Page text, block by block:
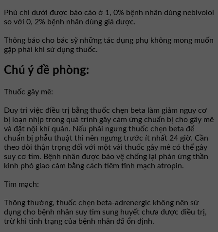
Phù chi dưới được báo cáo ở 1, 0% bệnh nhân dùng nebivolol
so với 0, 2% bệnh nhân dùng giả dược.
Thông báo cho bác sỹ những tác dụng phụ không mong muốn
gặp phải khi sử dụng thuốc.
Chú ý đề phòng:
Thuốc gây mê:
Duy trì việc điều trị bằng thuốc chẹn beta làm giảm nguy cơ
bị loạn nhịp trong quá trình gây cảm ứng chuẩn bị cho gây mê
và đặt nội khí quản. Nếu phải ngưng thuốc chẹn beta để
chuẩn bị phẫu thuật thì nên ngưng trước ít nhất 24 giờ. Cần
theo dõi thận trọng đối với một vài thuốc gây mê có thể gây
suy cơ tim. Bệnh nhân được bảo vệ chống lại phản ứng thần
kinh phó giao cảm bằng cách tiêm tĩnh mạch atropin.
Tim mạch:
Thông thường, thuốc chẹn beta-adrenergic không nên sử
dụng cho bệnh nhân suy tim sung huyết chưa được điều trị,
trừ khi tình trạng của bệnh nhân đã ổn định.